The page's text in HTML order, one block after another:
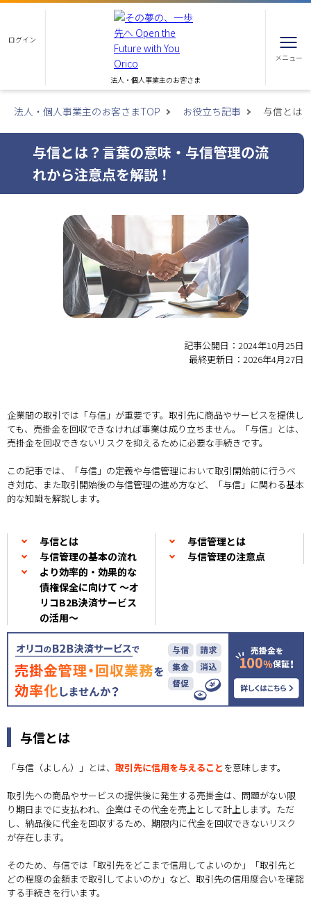
ログイン
法人・個人事業主のお客さま
メニュー
法人・個人事業主のお客さまTOP お役立ち記事 与信とは
与信とは？言葉の意味・与信管理の流
れから注意点を解説！
記事公開日：2024年10月25日
最終更新日：2026年4月27日
企業間の取引では「与信」が重要です。取引先に商品やサービスを提供し
ても、売掛金を回収できなければ事業は成り立ちません。「与信」とは、
売掛金を回収できないリスクを抑えるために必要な手続きです。
この記事では、「与信」の定義や与信管理において取引開始前に行うべ
き対応、また取引開始後の与信管理の進め方など、「与信」に関わる基本
的な知識を解説します。
与信とは
与信管理とは
与信管理の基本の流れ
与信管理の注意点
より効率的・効果的な
債権保全に向けて ～オ
リコB2B決済サービス
の活用～
与信とは
「与信（よしん）」とは、 取引先に信用を与えること を意味します。
取引先への商品やサービスの提供後に発生する売掛金は、問題がない限
り期日までに支払われ、企業はその代金を売上として計上します。ただ
し、納品後に代金を回収するため、期限内に代金を回収できないリスク
が存在します。
そのため、与信では「取引先をどこまで信用してよいのか」「取引先と
どの程度の金額まで取引してよいのか」など、取引先の信用度合いを確認
する手続きを行います。